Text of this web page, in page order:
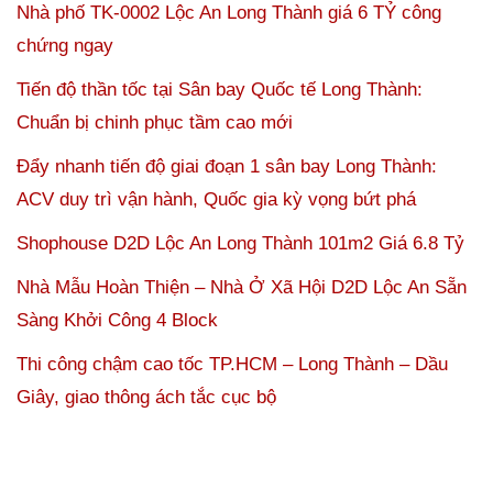
Nhà phố TK-0002 Lộc An Long Thành giá 6 TỶ công
chứng ngay
Tiến độ thần tốc tại Sân bay Quốc tế Long Thành:
Chuẩn bị chinh phục tầm cao mới
Đẩy nhanh tiến độ giai đoạn 1 sân bay Long Thành:
ACV duy trì vận hành, Quốc gia kỳ vọng bứt phá
Shophouse D2D Lộc An Long Thành 101m2 Giá 6.8 Tỷ
Nhà Mẫu Hoàn Thiện – Nhà Ở Xã Hội D2D Lộc An Sẵn
Sàng Khởi Công 4 Block
Thi công chậm cao tốc TP.HCM – Long Thành – Dầu
Giây, giao thông ách tắc cục bộ